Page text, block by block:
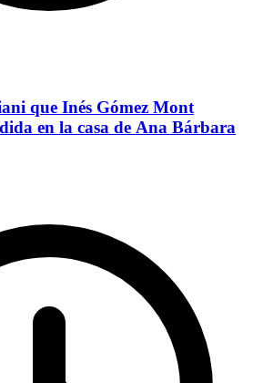
que Inés Gómez Mont
en la casa de Ana Bárbara